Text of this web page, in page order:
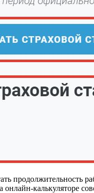
продолжительность
онлайн-калькуляторе